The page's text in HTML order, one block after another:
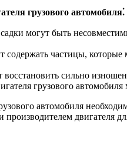
грузового автомобиля⁚
могут быть
содержать частицы,
сильно
грузового
автомобиля
производителем